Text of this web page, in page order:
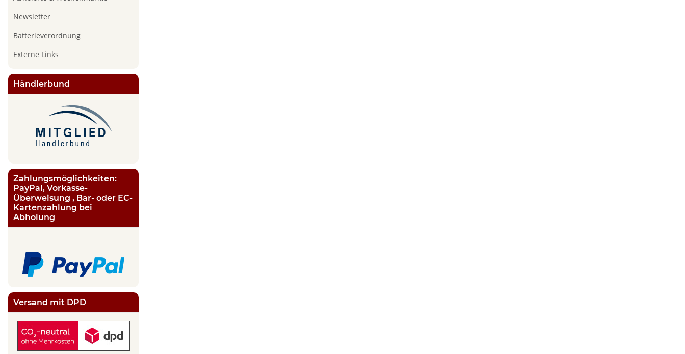
Newsletter
Batterieverordnung
Externe Links
Händlerbund
Zahlungsmöglichkeiten:
PayPal, Vorkasse-
Überweisung , Bar- oder EC-
Kartenzahlung bei
Abholung
Versand mit DPD